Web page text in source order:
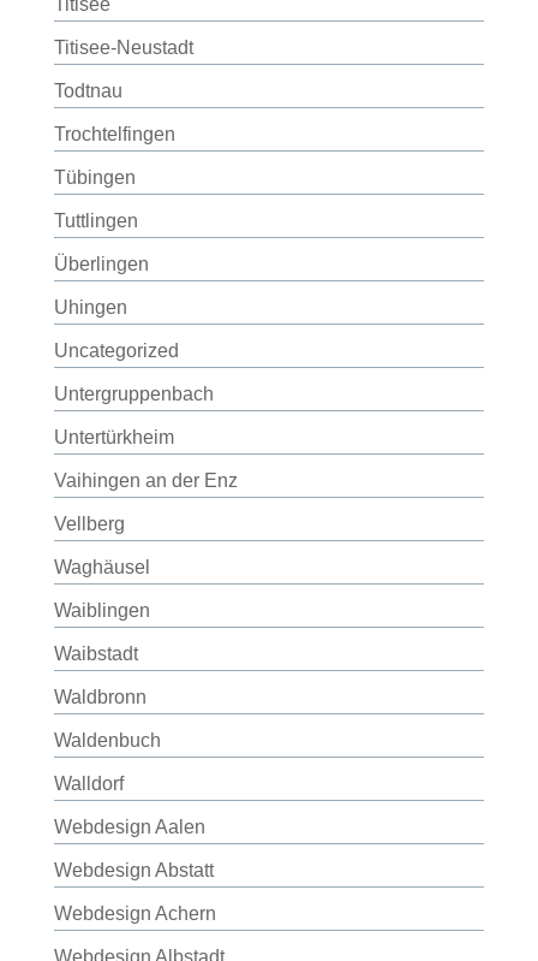
Titisee
Titisee-Neustadt
Todtnau
Trochtelfingen
Tübingen
Tuttlingen
Überlingen
Uhingen
Uncategorized
Untergruppenbach
Untertürkheim
Vaihingen an der Enz
Vellberg
Waghäusel
Waiblingen
Waibstadt
Waldbronn
Waldenbuch
Walldorf
Webdesign Aalen
Webdesign Abstatt
Webdesign Achern
Webdesign Albstadt